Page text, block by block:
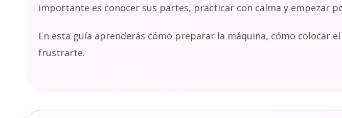
importante es conocer sus partes, practicar con calma y empezar
En esta guía aprenderás cómo preparar la máquina, cómo colocar
frustrarte.